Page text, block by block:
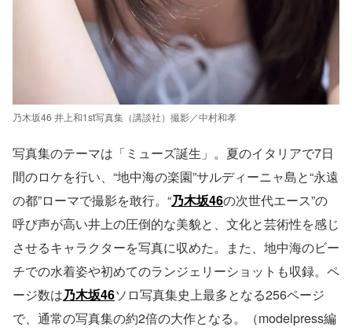
乃木坂46 井上和1st写真集（講談社）撮影／中村和孝
写真集のテーマは「ミューズ誕生」。夏のイタリアで7日
間のロケを行い、“地中海の楽園”サルディーニャ島と“永遠
の都”ローマで撮影を敢行。“乃木坂46の次世代エース”の
呼び声が高い井上の圧倒的な美貌と、文化と芸術性を感じ
させるキャラクターを写真に収めた。また、地中海のビー
チでの水着姿や初めてのランジェリーショットも収録。ペ
ージ数は乃木坂46ソロ写真集史上最多となる256ページ
で、通常の写真集の約2倍の大作となる。（modelpress編